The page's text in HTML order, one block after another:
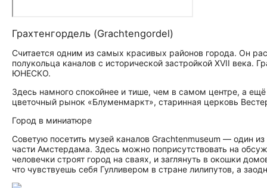
Грахтенгордель (Grachtengordel)
Считается одним из самых красивых районов города. Он
полукольца каналов с исторической застройкой XVII века.
ЮНЕСКО.
Здесь намного спокойнее и тише, чем в самом центре, а
цветочный рынок «Блуменмаркт», старинная церковь
Город в миниатюре
Советую посетить музей каналов Grachtenmuseum — один
части Амстердама. Здесь можно поприсутствовать на
человечки строят город на сваях, и заглянуть в окошки
что чувствуешь себя Гулливером в стране лилипутов, а